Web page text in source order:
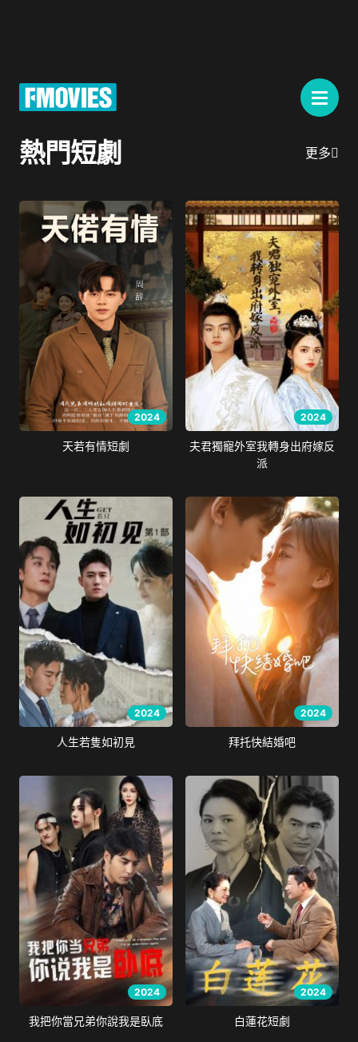
熱門短劇 更多
2024
天若有情短劇
2024
夫君獨寵外室我轉身出府嫁反
派
2024
人生若隻如初見
2024
拜托快結婚吧
2024
我把你當兄弟你說我是臥底
2024
白蓮花短劇